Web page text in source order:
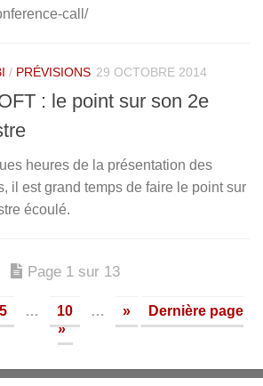
call/
/ PRÉVISIONS 29 OCTOBRE 2014
: le point sur son 2e
heures de la présentation des
il est grand temps de faire le point sur
écoulé.
Page 1 sur 13
5 … 10 … »
Dernière page
»